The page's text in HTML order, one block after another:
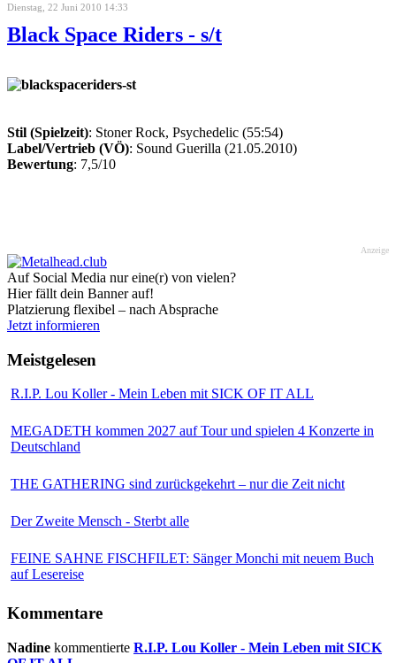
Dienstag, 22 Juni 2010 14:33
Black Space Riders - s/t
Stil (Spielzeit): Stoner Rock, Psychedelic (55:54)
Label/Vertrieb (VÖ): Sound Guerilla (21.05.2010)
Bewertung: 7,5/10
Anzeige
Auf Social Media nur eine(r) von vielen?
Hier fällt dein Banner auf!
Platzierung flexibel – nach Absprache
Jetzt informieren
Meistgelesen
R.I.P. Lou Koller - Mein Leben mit SICK OF IT ALL
MEGADETH kommen 2027 auf Tour und spielen 4 Konzerte in
Deutschland
THE GATHERING sind zurückgekehrt – nur die Zeit nicht
Der Zweite Mensch - Sterbt alle
FEINE SAHNE FISCHFILET: Sänger Monchi mit neuem Buch
auf Lesereise
Kommentare
Nadine kommentierte R.I.P. Lou Koller - Mein Leben mit SICK